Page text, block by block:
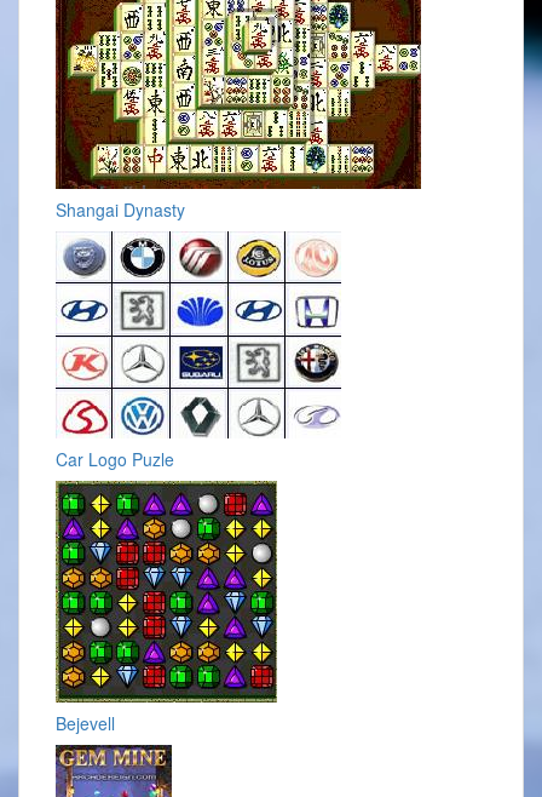
Shangai Dynasty
Car Logo Puzle
Bejevell